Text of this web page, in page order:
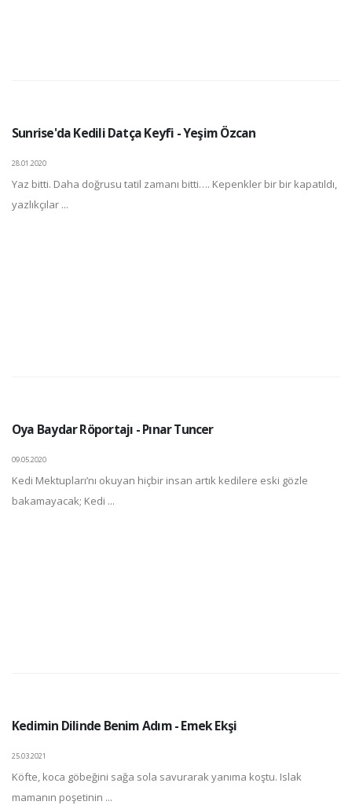
Sunrise'da Kedili Datça Keyfi - Yeşim Özcan
28.01.2020
Yaz bitti. Daha doğrusu tatil zamanı bitti…. Kepenkler bir bir kapatıldı,
yazlıkçılar ...
Oya Baydar Röportajı - Pınar Tuncer
09.05.2020
Kedi Mektupları’nı okuyan hiçbir insan artık kedilere eski gözle
bakamayacak; Kedi ...
Kedimin Dilinde Benim Adım - Emek Ekşi
25.03.2021
Köfte, koca göbeğini sağa sola savurarak yanıma koştu. Islak
mamanın poşetinin ...